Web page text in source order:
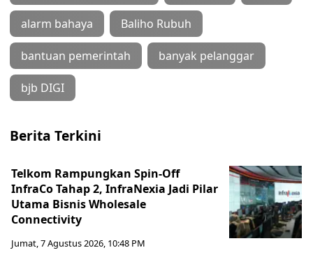
alarm bahaya Baliho Rubuh
bantuan pemerintah banyak pelanggar
bjb DIGI
Berita Terkini
Telkom Rampungkan Spin-Off
InfraCo Tahap 2, InfraNexia Jadi Pilar
Utama Bisnis Wholesale
Connectivity
Jumat, 7 Agustus 2026, 10:48 PM